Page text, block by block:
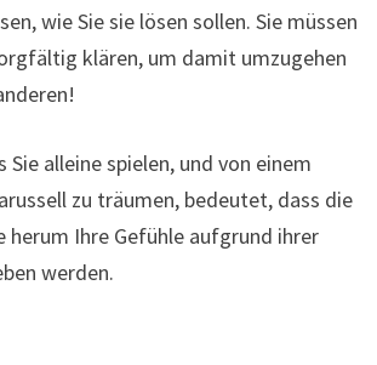
wie Sie sie lösen sollen. Sie müssen
klären, um damit umzugehen
Sie alleine spielen, und von einem
zu träumen, bedeutet, dass die
herum Ihre Gefühle aufgrund ihrer
werden.